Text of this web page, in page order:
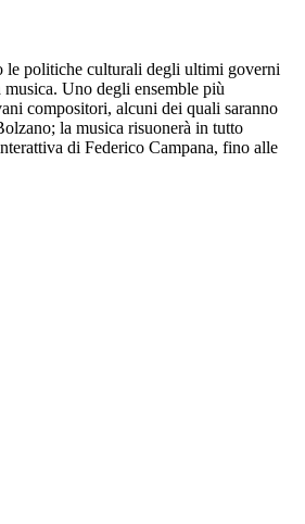
le politiche culturali degli ultimi governi
Uno degli ensemble più
compositori, alcuni dei quali saranno
la musica risuonerà in tutto
di Federico Campana, fino alle